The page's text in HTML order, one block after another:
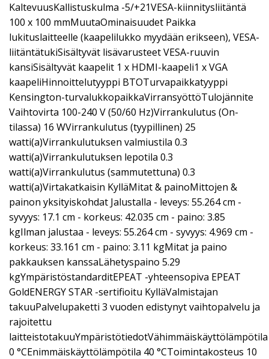
KaltevuusKallistuskulma -5/+21VESA-kiinnitysliitäntä
100 x 100 mmMuutaOminaisuudet Paikka
lukituslaitteelle (kaapelilukko myydään erikseen), VESA-
liitäntätukiSisältyvät lisävarusteet VESA-ruuvin
kansiSisältyvät kaapelit 1 x HDMI-kaapeli1 x VGA
kaapeliHinnoittelutyyppi BTOTurvapaikkatyyppi
Kensington-turvalukkopaikkaVirransyöttöTulojännite
Vaihtovirta 100-240 V (50/60 Hz)Virrankulutus (On-
tilassa) 16 WVirrankulutus (tyypillinen) 25
watti(a)Virrankulutuksen valmiustila 0.3
watti(a)Virrankulutuksen lepotila 0.3
watti(a)Virrankulutus (sammutettuna) 0.3
watti(a)Virtakatkaisin KylläMitat & painoMittojen &
painon yksityiskohdat Jalustalla - leveys: 55.264 cm -
syvyys: 17.1 cm - korkeus: 42.035 cm - paino: 3.85
kgIlman jalustaa - leveys: 55.264 cm - syvyys: 4.969 cm -
korkeus: 33.161 cm - paino: 3.11 kgMitat ja paino
pakkauksen kanssaLähetyspaino 5.29
kgYmpäristöstandarditEPEAT -yhteensopiva EPEAT
GoldENERGY STAR -sertifioitu KylläValmistajan
takuuPalvelupaketti 3 vuoden edistynyt vaihtopalvelu ja
rajoitettu
laitteistotakuuYmpäristötiedotVähimmäiskäyttölämpötila
0 °CEnimmäiskäyttölämpötila 40 °CToimintakosteus 10